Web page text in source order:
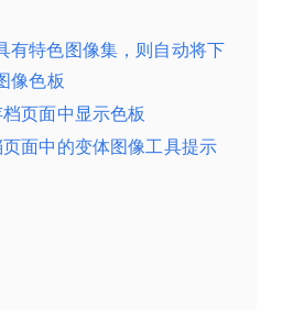
有特色图像集，则自动将下
像色板
页面中显示色板
面中的变体图像工具提示